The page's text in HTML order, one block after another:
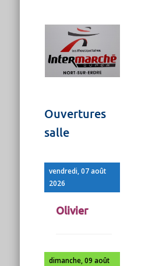
Ouvertures
salle
vendredi, 07 août
2026
Olivier
dimanche, 09 août